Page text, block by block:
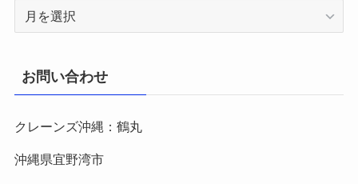
2007
月
別
釣
記
お問い合わせ
クレーンズ沖縄：鶴丸
沖縄県宜野湾市